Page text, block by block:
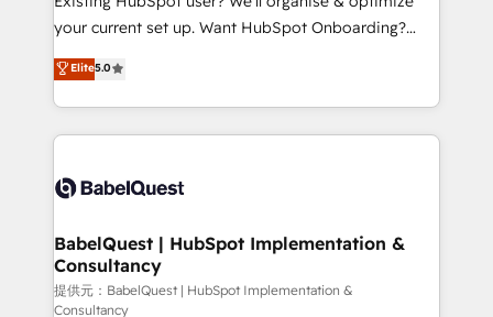
integrations across your full tech stack. - Custom
- Dashboards, lifecycle campaigns, and lead
nurturing sequences. - Cross-hub setup across
scalable retainers. Let’s make HubSpot your most
powerful growth engine. Built to convert, scale, and
your current set up. Want HubSpot Onboarding?
We'll customise your CRM & automate your business
processes. Welcome to our Profile! We can help
with... • CRM implementation, reports & workflows,
and team training • CRM migration: Salesforce,
Custom API integrations & ERP systems inc. SAP and
super skilled members) • 150+ Clients for Sales Hub,
Marketing Hub, Service Hub, Data Hub and Website
(CMS) • ISO/IEC 27001:2022, ISO 9001:2015 and
Elite5.0
BabelQuest | HubSpot Implementation &
Consultancy
提供元：BabelQuest | HubSpot Implementation &
Consultancy